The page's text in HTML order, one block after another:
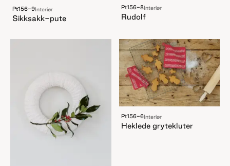
Pt156-9Interiør
Sikksakk-pute
Pt156-8Interiør
Rudolf
Pt156-6Interiør
Heklede grytekluter